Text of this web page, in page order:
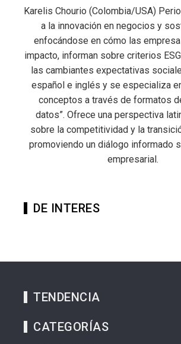
Karelis Chourio (Colombia/USA)
a la innovación en negocios y
enfocándose en cómo las
impacto, informan sobre criterios
las cambiantes expectativas
español e inglés y se especializa
conceptos a través de formatos
datos”. Ofrece una perspectiva
sobre la competitividad y la
promoviendo un diálogo informado
empresarial.
DE INTERES
TENDENCIA
CATEGORÍAS